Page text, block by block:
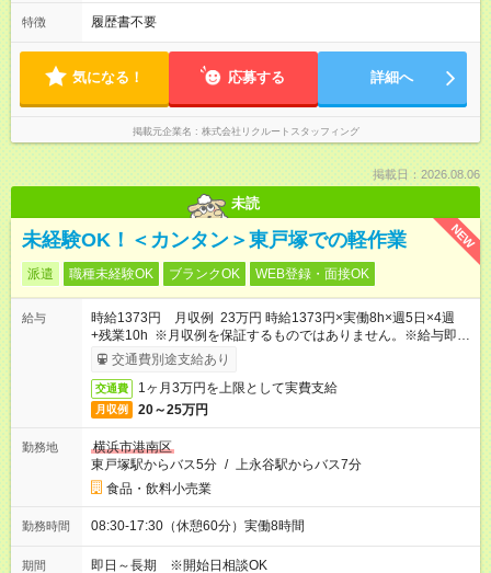
特徴 履歴書不要
気になる！ 応募する 詳細へ
掲載元企業名 株式会社リクルートスタッフィング
掲載日：2026.08.06
未読
NEW
未経験OK！＜カンタン＞東戸塚での軽作業
派遣 職種未経験OK ブランクOK WEB登録・面接OK
給与
時給1373円 月収例 23万円 時給1373円×実働8h×週5日×4週
+残業10h ※月収例を保証するものではありません。※給与即受
取りサービス利用可（利用条件有）
交通費別途支給あり
交通費 1ヶ月3万円を上限として実費支給
月収例 20～25万円
勤務地
横浜市港南区
東戸塚駅からバス5分 / 上永谷駅からバス7分
食品・飲料小売業
勤務時間 08:30-17:30（休憩60分）実働8時間
期間 即日～長期 ※開始日相談OK